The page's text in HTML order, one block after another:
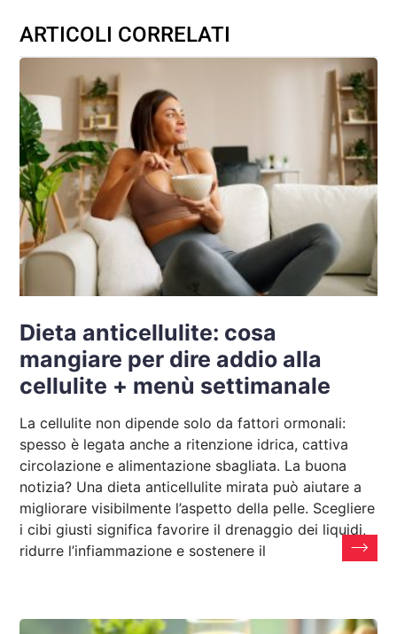
ARTICOLI CORRELATI
Dieta anticellulite: cosa
mangiare per dire addio alla
cellulite + menù settimanale
La cellulite non dipende solo da fattori ormonali:
spesso è legata anche a ritenzione idrica, cattiva
circolazione e alimentazione sbagliata. La buona
notizia? Una dieta anticellulite mirata può aiutare a
migliorare visibilmente l’aspetto della pelle. Scegliere
i cibi giusti significa favorire il drenaggio dei liquidi,
ridurre l’infiammazione e sostenere il